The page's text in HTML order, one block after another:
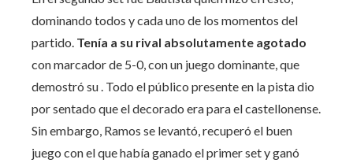
dominando todos y cada uno de los momentos del
partido. Tenía a su rival absolutamente agotado
con marcador de 5-0, con un juego dominante, que
demostró su . Todo el público presente en la pista dio
por sentado que el decorado era para el castellonense.
Sin embargo, Ramos se levantó, recuperó el buen
juego con el que había ganado el primer set y ganó